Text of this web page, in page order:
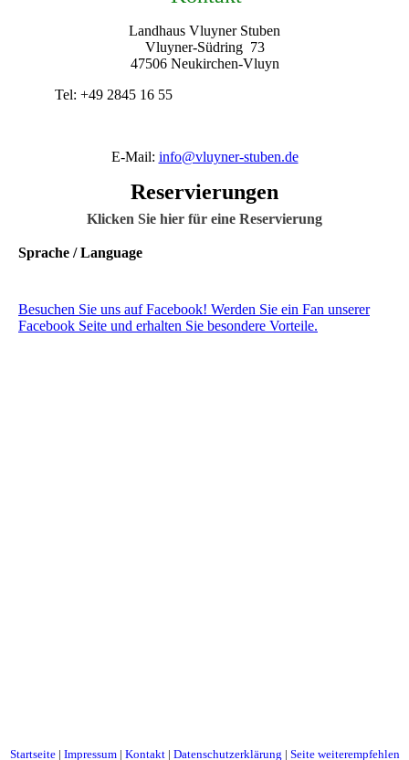
Landhaus Vluyner Stuben
Vluyner-Südring 73
47506 Neukirchen-Vluyn
Tel: +49 2845 16 55
E-Mail: info@vluyner-stuben.de
Reservierungen
Klicken Sie hier für eine Reservierung
Sprache / Language
Besuchen Sie uns auf Facebook! Werden Sie ein Fan unserer
Facebook Seite und erhalten Sie besondere Vorteile.
Startseite| Impressum| Kontakt| Datenschutzerklärung | Seite weiterempfehlen